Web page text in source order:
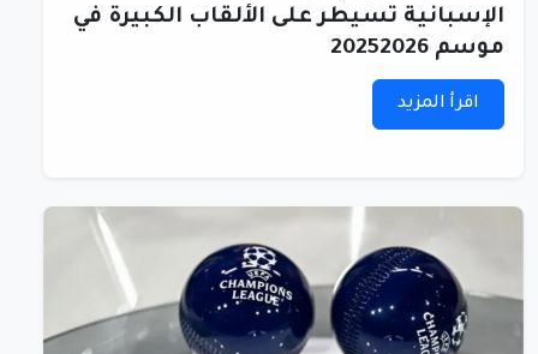
الإسبانية تسيطر على الألقاب الكبيرة في
موسم 20252026
اقرأ المزيد